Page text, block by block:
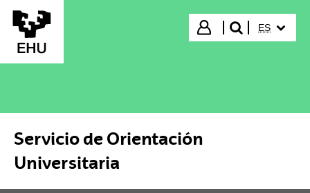
Saltar al contenido principal
Iniciar sesión
buscar"
ES
Servicio de Orientación
Universitaria